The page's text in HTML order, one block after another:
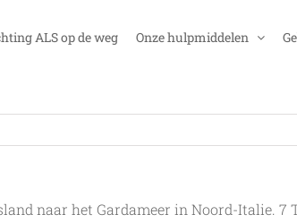
ALS op de weg Onze hulpmiddelen
naar het Gardameer in Noord-Italie. 7